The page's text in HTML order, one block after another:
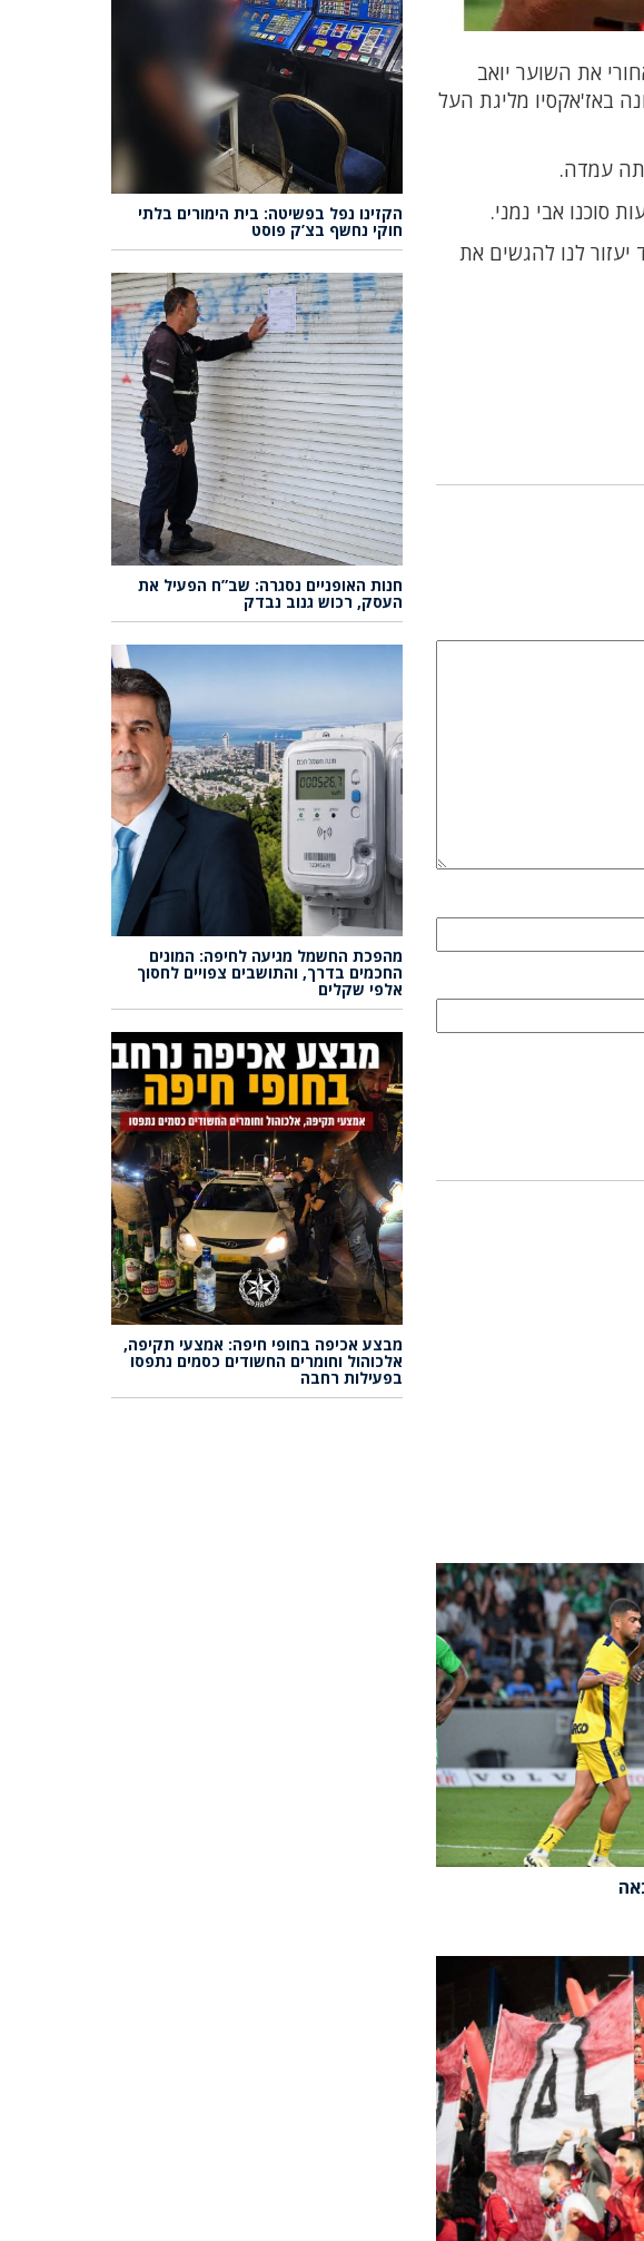
את השוער יואב
באז'אקסיו מליגת העל
עמדה.
סוכנו אבי נמני.
לנו להגשים את
הקזינו נפל בפשיטה: בית הימורים בלתי
חוקי נחשף בצ’ק פוסט
חנות האופניים נסגרה: שב”ח הפעיל את
העסק, רכוש גנוב נבדק
מהפכת החשמל מגיעה לחיפה: המונים
החכמים בדרך, והתושבים צפויים לחסוך
אלפי שקלים
מבצע אכיפה בחופי חיפה: אמצעי תקיפה,
אלכוהול וחומרים החשודים כסמים נתפסו
בפעילות רחבה